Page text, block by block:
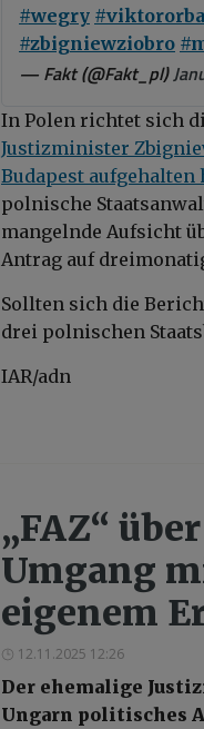
#wegry
#zbigniewziobro
— Fakt (@Fakt_pl)
In Polen richtet sich
Justizminister
Budapest aufgehalten
polnische
mangelnde Aufsicht
Antrag auf
Sollten sich die
drei polnischen
IAR/adn
„FAZ“
Umgang
eigenem
12.11.2025 12:26
Der ehemalige
Ungarn politisches